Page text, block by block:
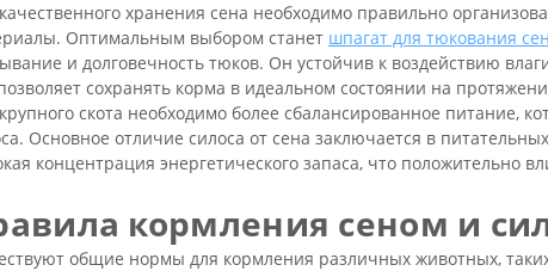
хранения сена необходимо правильно
Оптимальным выбором станет шпагат для тюкования
и долговечность тюков. Он устойчив к воздействию
сохранять корма в идеальном состоянии на
скота необходимо более сбалансированное питание,
Основное отличие силоса от сена заключается в
концентрация энергетического запаса, что положительно
кормления сеном и
общие нормы для кормления различных животных,